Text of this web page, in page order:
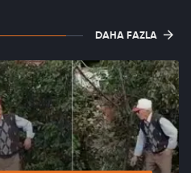
DAHA FAZLA